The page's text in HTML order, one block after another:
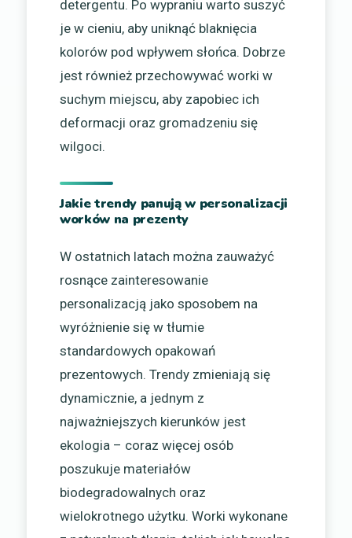
detergentu. Po wypraniu warto suszyć
je w cieniu, aby uniknąć blaknięcia
kolorów pod wpływem słońca. Dobrze
jest również przechowywać worki w
suchym miejscu, aby zapobiec ich
deformacji oraz gromadzeniu się
wilgoci.
Jakie trendy panują w personalizacji
worków na prezenty
W ostatnich latach można zauważyć
rosnące zainteresowanie
personalizacją jako sposobem na
wyróżnienie się w tłumie
standardowych opakowań
prezentowych. Trendy zmieniają się
dynamicznie, a jednym z
najważniejszych kierunków jest
ekologia – coraz więcej osób
poszukuje materiałów
biodegradowalnych oraz
wielokrotnego użytku. Worki wykonane